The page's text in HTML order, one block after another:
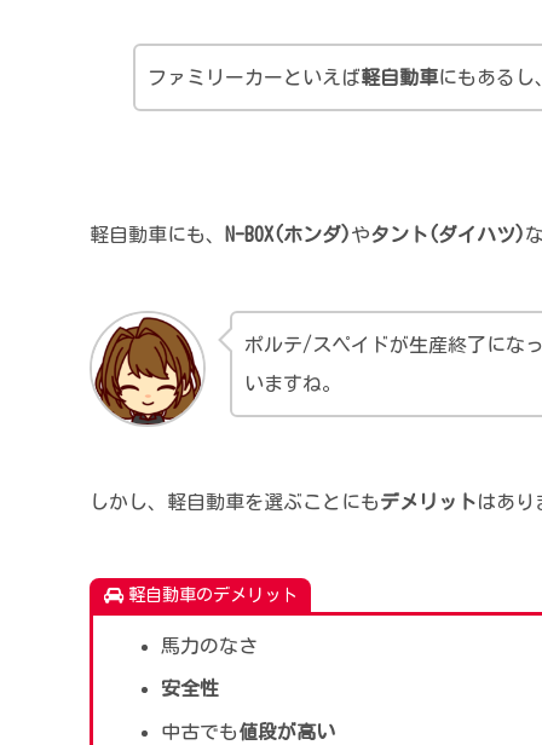
ファミリーカーといえば軽自動車にもあるし
軽自動車にも、 N-BOX(ホンダ)やタント(ダイハツ)
ポルテ/スペイドが生産終了にな
いますね。
しかし、軽自動車を選ぶことにもデメリットはあり
軽自動車のデメリット
馬力のなさ
安全性
中古でも値段が高い